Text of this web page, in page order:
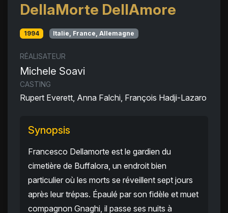
DellaMorte DellAmore
1994 Italie, France, Allemagne
RÉALISATEUR
Michele Soavi
CASTING
Rupert Everett, Anna Falchi, François Hadji-Lazaro
Synopsis
Francesco Dellamorte est le gardien du
cimetière de Buffalora, un endroit bien
particulier où les morts se réveillent sept jours
après leur trépas. Épaulé par son fidèle et muet
compagnon Gnaghi, il passe ses nuits à